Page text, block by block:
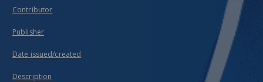
Contributor
Publisher
Date issued/created
Description